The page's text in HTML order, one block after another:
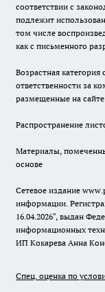
соответствии с
подлежит
том числе
как с письменного
Возрастная категория
ответственности за
размещенные на
Распространение
Материалы,
основе
Сетевое издание
информации.
16.04.2026", выдан
информационных
ИП Кокарева Анна
Спец. оценка по